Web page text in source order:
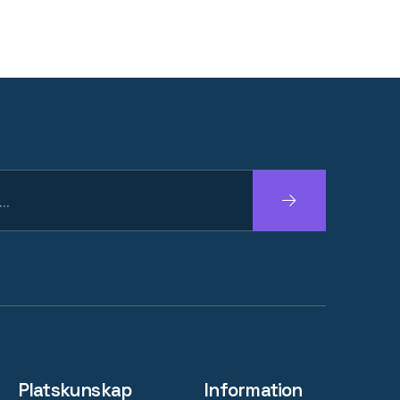
Fortsätt
Platskunskap Information